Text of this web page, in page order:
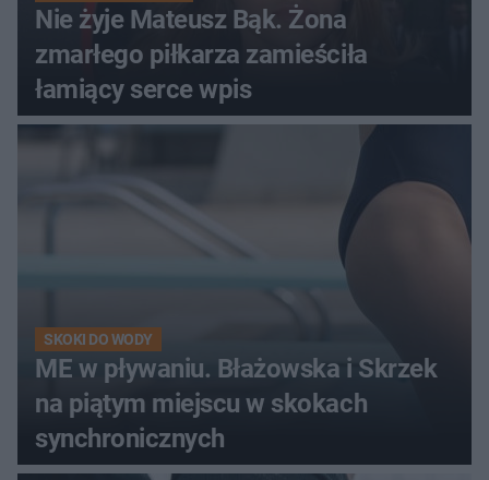
Nie żyje Mateusz Bąk. Żona
zmarłego piłkarza zamieściła
łamiący serce wpis
SKOKI DO WODY
ME w pływaniu. Błażowska i Skrzek
na piątym miejscu w skokach
synchronicznych